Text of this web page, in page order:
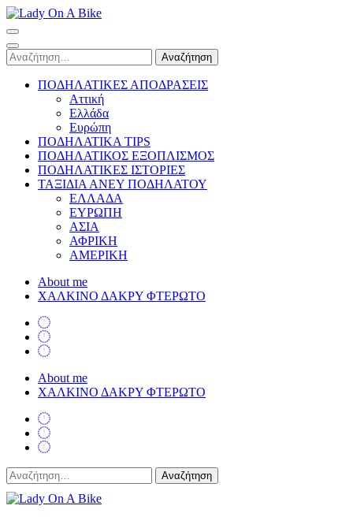
Skip
to
content
(Press
Enter)
Αναζήτηση
για:
ΠΟΔΗΛΑΤΙΚΕΣ ΑΠΟΔΡΑΣΕΙΣ
Αττική
Ελλάδα
Ευρώπη
ΠΟΔΗΛΑΤΙΚΑ TIPS
ΠΟΔΗΛΑΤΙΚΟΣ ΕΞΟΠΛΙΣΜΟΣ
ΠΟΔΗΛΑΤΙΚΕΣ ΙΣΤΟΡΙΕΣ
ΤΑΞΙΔΙΑ ΑΝΕΥ ΠΟΔΗΛΑΤΟΥ
ΕΛΛΑΔΑ
ΕΥΡΩΠΗ
ΑΣΙΑ
ΑΦΡΙΚΗ
ΑΜΕΡΙΚΗ
About me
ΧΑΛΚΙΝΟ ΔΑΚΡΥ ΦΤΕΡΩΤΟ
About me
ΧΑΛΚΙΝΟ ΔΑΚΡΥ ΦΤΕΡΩΤΟ
Αναζήτηση
για: